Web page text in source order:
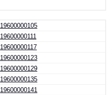
19600000105
19600000111
19600000117
19600000123
19600000129
19600000135
19600000141